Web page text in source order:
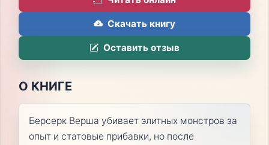
Скачать книгу
Оставить отзыв
О КНИГЕ
Берсерк Верша убивает элитных монстров за
опыт и статовые прибавки, но после